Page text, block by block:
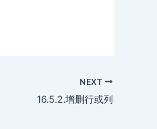
NEXT
16.5.2.增删行或列